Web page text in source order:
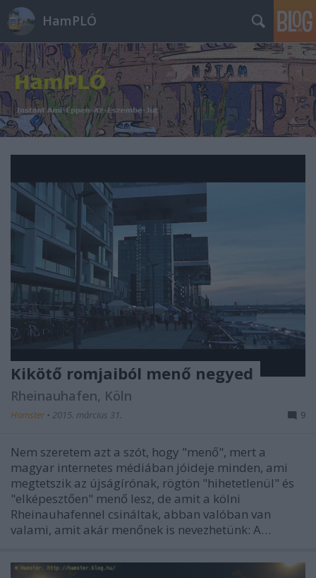
HamPLÓ
Kikötő romjaiból menő negyed
Rheinauhafen, Köln
Hamster • 2015. március 31. 9
Nem szeretem azt a szót, hogy "menő", mert a
magyar internetes médiában jóideje minden, ami
megtetszik az újságírónak, rögtön "hihetetlenül" és
"elképesztően" menő lesz, de amit a kölni
Rheinauhafennel csináltak, abban valóban van
valami, amit akár menőnek is nevezhetünk: A…